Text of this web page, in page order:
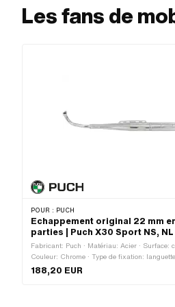
Les fans de
POUR : PUCH
Echappement original 22 mm
parties | Puch X30 Sport NS, NL
Fabricant: Puch · Matériau: Acier · Surface:
Couleur: Chrome · Type de fixation:
Nombre de points de fixation: 4 pcs · Ø
de flamme: 22 mm · Fixation du tube de
188,20 EUR